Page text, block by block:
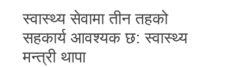
स्वास्थ्य सेवामा तीन तहको
सहकार्य आवश्यक छ: स्वास्थ्य
मन्त्री थापा